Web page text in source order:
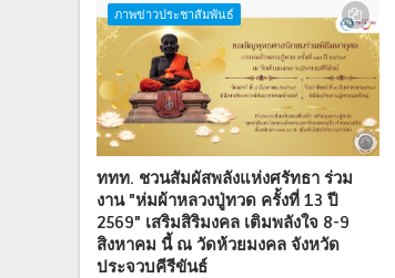
ภาพข่าวประชาสัมพันธ์
ททท. ชวนสัมผัสพลังแห่งศรัทธา ร่วม
งาน "ห่มผ้าหลวงปู่ทวด ครั้งที่ 13 ปี
2569" เสริมสิริมงคล เติมพลังใจ 8-9
สิงหาคม นี้ ณ วัดห้วยมงคล จังหวัด
ประจวบคีรีขันธ์